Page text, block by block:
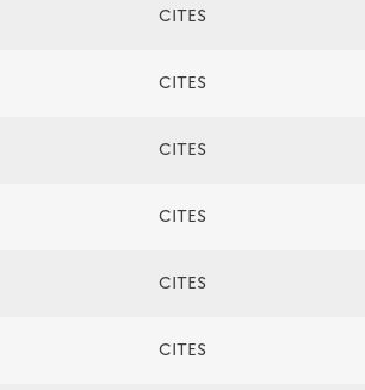
CITES
CITES
CITES
CITES
CITES
CITES